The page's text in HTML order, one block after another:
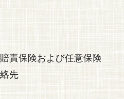
責保険および任意保険
先